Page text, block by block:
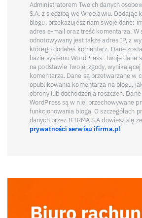
Administratorem Twoich danych
S.A. z siedzibą we Wrocławiu. Dodając
blogu, przekazujesz nam swoje dane:
adres e-mail oraz treść komentarza. W
odnotowywany jest także adres IP, z
którego dodałeś komentarz. Dane
bazie systemu WordPress. Twoje dane
na podstawie Twojej zgody,
komentarza. Dane są przetwarzane w
opublikowania komentarza na blogu,
obrony lub dochodzenia roszczeń.
WordPress są w niej przechowywane
funkcjonowania bloga. O szczegółach
danych przez IFIRMA S.A dowiesz się
prywatności serwisu ifirma.pl.